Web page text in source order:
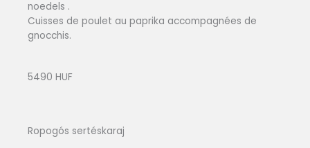
noedels .
Cuisses de poulet au paprika accompagnées de
gnocchis.
5490 HUF
Ropogós sertéskaraj